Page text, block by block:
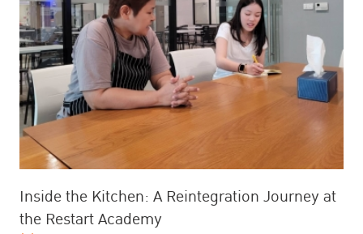
Inside the Kitchen: A Reintegration Journey at
the Restart Academy